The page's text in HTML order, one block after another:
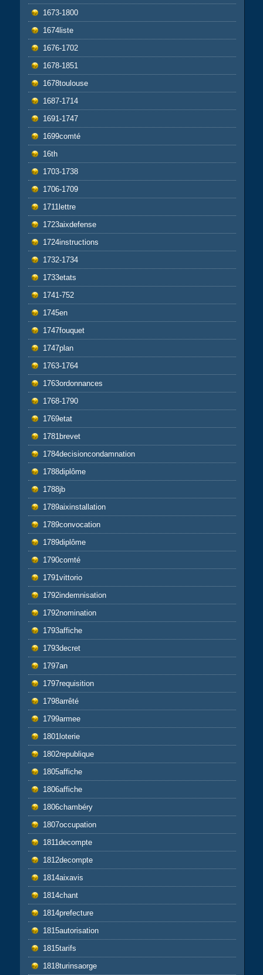
1673-1800
1674liste
1676-1702
1678-1851
1678toulouse
1687-1714
1691-1747
1699comté
16th
1703-1738
1706-1709
1711lettre
1723aixdefense
1724instructions
1732-1734
1733etats
1741-752
1745en
1747fouquet
1747plan
1763-1764
1763ordonnances
1768-1790
1769etat
1781brevet
1784decisioncondamnation
1788diplôme
1788jb
1789aixinstallation
1789convocation
1789diplôme
1790comté
1791vittorio
1792indemnisation
1792nomination
1793affiche
1793decret
1797an
1797requisition
1798arrêté
1799armee
1801loterie
1802republique
1805affiche
1806affiche
1806chambéry
1807occupation
1811decompte
1812decompte
1814aixavis
1814chant
1814prefecture
1815autorisation
1815tarifs
1818turinsaorge